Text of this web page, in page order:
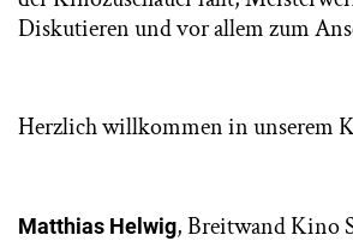
Diskutieren und vor allem zum
Herzlich willkommen in unserem
Matthias Helwig, Breitwand Kino